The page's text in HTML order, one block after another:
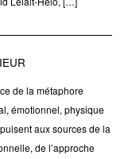
de la métaphore
émotionnel, physique
aux sources de la
de l’approche